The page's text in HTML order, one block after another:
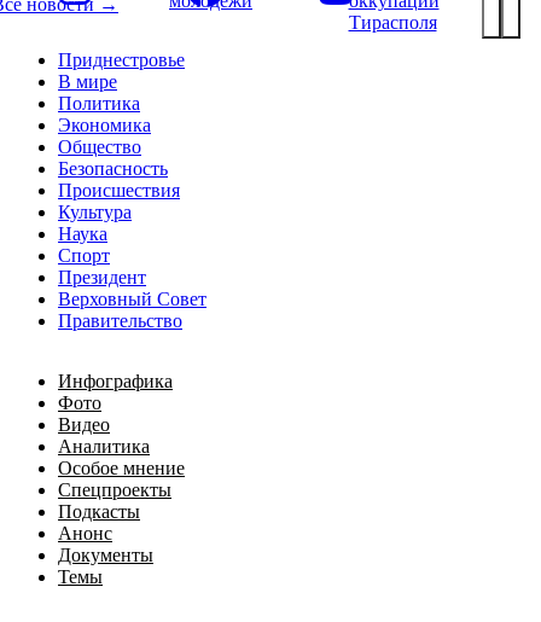
Приднестровье
В мире
Политика
Экономика
Общество
Безопасность
Происшествия
Культура
Наука
Спорт
Президент
Верховный Совет
Правительство
Инфографика
Фото
Видео
Аналитика
Особое мнение
Спецпроекты
Подкасты
Анонс
Документы
Темы
Тирасполя